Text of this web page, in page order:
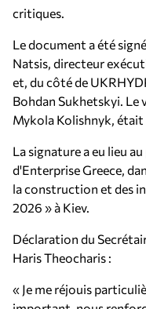
critiques.
Le document a été
Natsis, directeur
et, du côté de
Bohdan Sukhetskyi. Le
Mykola Kolishnyk, était
La signature a eu lieu
d'Enterprise Greece,
la construction et des
2026 » à Kiev.
Déclaration du
Haris Theocharis :
« Je me réjouis